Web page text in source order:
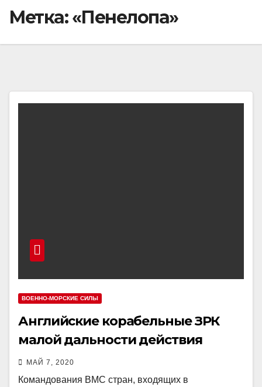
Метка:«Пенелопа»
ВОЕННО-МОРСКИЕ СИЛЫ
Английские корабельные ЗРК
малой дальности действия
МАЙ 7, 2020
Командования ВМС стран, входящих в